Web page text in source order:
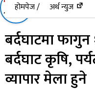
होमपेज / अर्थ न्युज
बर्दघाटमा
बर्दघाट कृषि,
व्यापार मेला हुने